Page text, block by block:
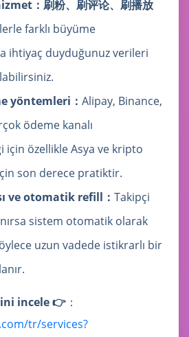
： 刷粉、刷评论、刷播放
farklı büyüme
ihtiyaç duyduğunuz verileri
yöntemleri： Alipay, Binance,
ödeme kanalı
için özellikle Asya ve kripto
için son derece pratiktir.
ve otomatik refill： Takipçi
sistem otomatik olarak
uzun vadede istikrarlı bir
incele 👉 ：
tr/services?